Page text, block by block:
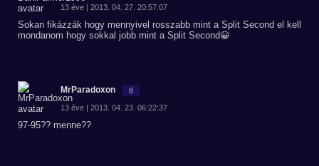
13 éve | 2013. 04. 27. 20:57:07
Sokan fikázzák hogy mennyivel rosszabb mint a Split Second el kell
mondanom hogy sokkal jobb mint a Split Second😀
MrParadoxon 8
13 éve | 2013. 04. 23. 06:22:37
97-95?? menne??